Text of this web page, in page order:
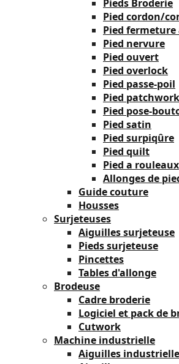
Pieds Broderie
Pied cordon/
Pied fermeture
Pied nervure
Pied ouvert
Pied overlock
Pied passe-poil
Pied patchwork
Pied pose-
Pied satin
Pied surpiqûre
Pied quilt
Pied a rouleaux
Allonges de
Guide couture
Housses
Surjeteuses
Aiguilles surjeteuse
Pieds surjeteuse
Pincettes
Tables d'allonge
Brodeuse
Cadre broderie
Logiciel et pack de
Cutwork
Machine industrielle
Aiguilles